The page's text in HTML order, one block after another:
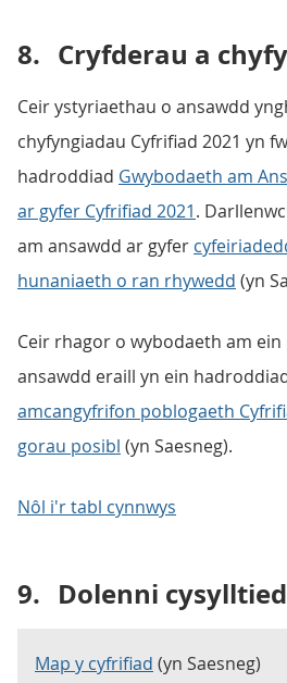
8. Cryfderau a
Ceir ystyriaethau o ansawdd
chyfyngiadau Cyfrifiad 2021 yn
hadroddiad Gwybodaeth am
ar gyfer Cyfrifiad 2021.
am ansawdd ar gyfer
hunaniaeth o ran rhywedd (yn
Ceir rhagor o wybodaeth am
ansawdd eraill yn ein
amcangyfrifon poblogaeth
gorau posibl (yn Saesneg).
Nôl i'r tabl cynnwys
9. Dolenni
Map y cyfrifiad (yn Saesneg)